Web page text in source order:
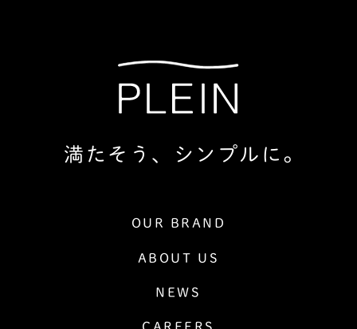
満たそう、シンプルに。
OUR BRAND
ABOUT US
NEWS